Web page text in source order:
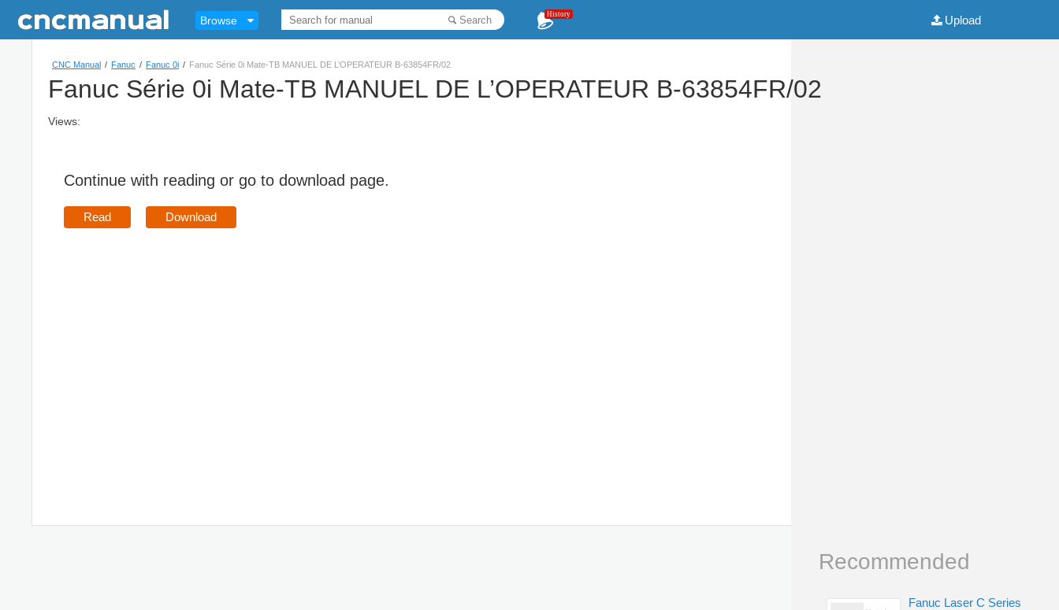
Browse Search History Upload
CNC Manual / Fanuc / Fanuc 0i / Fanuc Série 0i Mate-TB MANUEL DE L’OPERATEUR B-63854FR/02
Fanuc Série 0i Mate-TB MANUEL DE L’OPERATEUR B-63854FR/02
Views:
Continue with reading or go to download page.
Read Download
Recommended
Fanuc Laser C Series